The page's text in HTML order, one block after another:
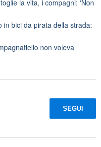
la vita, i compagni: 'Non
in bici da pirata della strada:
non voleva
SEGUI